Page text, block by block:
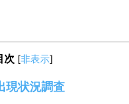
次 [非表示]
現状況調査